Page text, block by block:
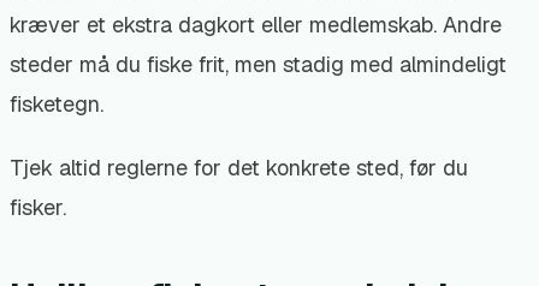
kræver et ekstra dagkort eller medlemskab. Andre
steder må du fiske frit, men stadig med almindeligt
fisketegn.
Tjek altid reglerne for det konkrete sted, før du
fisker.